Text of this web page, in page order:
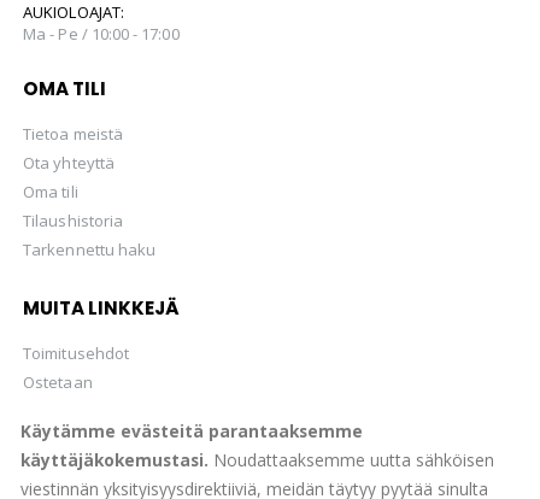
Käytämme evästeitä parantaaksemme
käyttäjäkokemustasi. Noudattaaksemme uutta sähköisen
viestinnän yksityisyysdirektiiviä, meidän täytyy pyytää sinulta
AUKIOLOAJAT:
Ma - Pe / 10:00 - 17:00
OMA TILI
Tietoa meistä
Ota yhteyttä
Oma tili
Tilaushistoria
Tarkennettu haku
MUITA LINKKEJÄ
Toimitusehdot
Ostetaan